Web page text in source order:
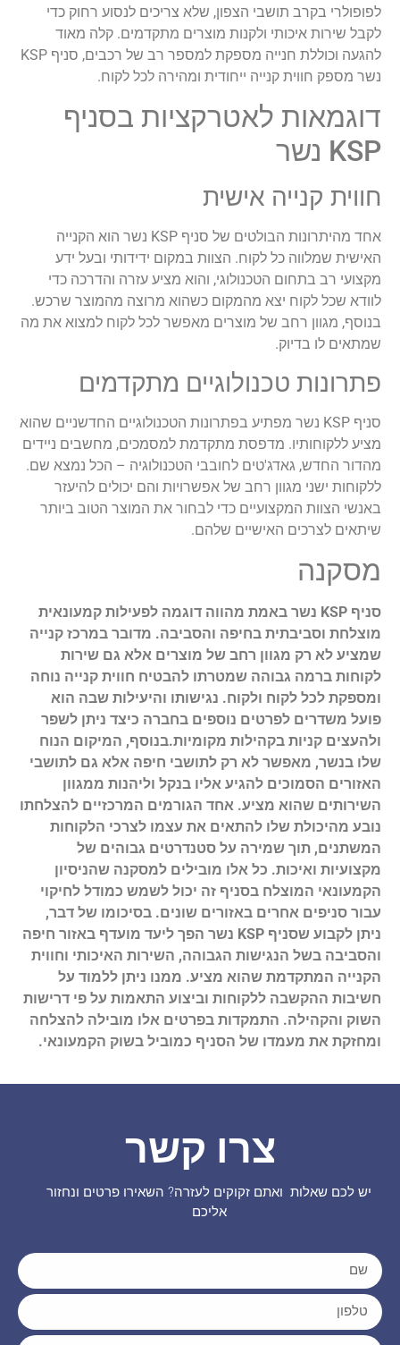
לפופולרי בקרב תושבי הצפון, שלא צריכים לנסוע רחוק כדי
לקבל שירות איכותי ולקנות מוצרים מתקדמים. קלה מאוד
להגעה וכוללת חנייה מספקת למספר רב של רכבים, סניף KSP
נשר מספק חווית קנייה ייחודית ומהירה לכל לקוח.
דוגמאות לאטרקציות בסניף
KSP נשר
חווית קנייה אישית
אחד מהיתרונות הבולטים של סניף KSP נשר הוא הקנייה
האישית שמלווה כל לקוח. הצוות במקום ידידותי ובעל ידע
מקצועי רב בתחום הטכנולוגי, והוא מציע עזרה והדרכה כדי
לוודא שכל לקוח יצא מהמקום כשהוא מרוצה מהמוצר שרכש.
בנוסף, מגוון רחב של מוצרים מאפשר לכל לקוח למצוא את מה
שמתאים לו בדיוק.
פתרונות טכנולוגיים מתקדמים
סניף KSP נשר מפתיע בפתרונות הטכנולוגיים החדשניים שהוא
מציע ללקוחותיו. מדפסת מתקדמת למסמכים, מחשבים ניידים
מהדור החדש, גאדג'טים לחובבי הטכנולוגיה – הכל נמצא שם.
ללקוחות ישני מגוון רחב של אפשרויות והם יכולים להיעזר
באנשי הצוות המקצועיים כדי לבחור את המוצר הטוב ביותר
שיתאים לצרכים האישיים שלהם.
מסקנה
סניף KSP נשר באמת מהווה דוגמה לפעילות קמעונאית
מוצלחת וסביבתית בחיפה והסביבה. מדובר במרכז קנייה
שמציע לא רק מגוון רחב של מוצרים אלא גם שירות
לקוחות ברמה גבוהה שמטרתו להבטיח חווית קנייה נוחה
ומספקת לכל לקוח ולקוח. נגישותו והיעילות שבה הוא
פועל משדרים לפרטים נוספים בחברה כיצד ניתן לשפר
ולהעצים קניות בקהילות מקומיות.בנוסף, המיקום הנוח
שלו בנשר, מאפשר לא רק לתושבי חיפה אלא גם לתושבי
האזורים הסמוכים להגיע אליו בנקל וליהנות ממגוון
השירותים שהוא מציע. אחד הגורמים המרכזיים להצלחתו
נובע מהיכולת שלו להתאים את עצמו לצרכי הלקוחות
המשתנים, תוך שמירה על סטנדרטים גבוהים של
מקצועיות ואיכות. כל אלו מובילים למסקנה שהניסיון
הקמעונאי המוצלח בסניף זה יכול לשמש כמודל לחיקוי
עבור סניפים אחרים באזורים שונים. בסיכומו של דבר,
ניתן לקבוע שסניף KSP נשר הפך ליעד מועדף באזור חיפה
והסביבה בשל הנגישות הגבוהה, השירות האיכותי וחווית
הקנייה המתקדמת שהוא מציע. ממנו ניתן ללמוד על
חשיבות ההקשבה ללקוחות וביצוע התאמות על פי דרישות
השוק והקהילה. התמקדות בפרטים אלו מובילה להצלחה
ומחזקת את מעמדו של הסניף כמוביל בשוק הקמעונאי.
צרו קשר
יש לכם שאלות ואתם זקוקים לעזרה? השאירו פרטים ונחזור
אליכם